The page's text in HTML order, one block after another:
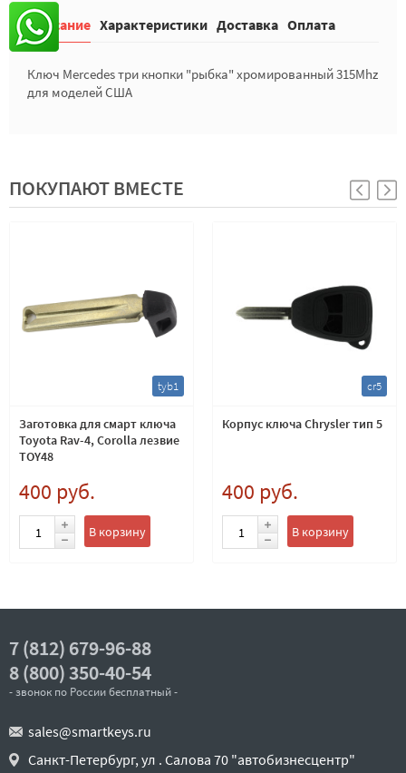
Описание Характеристики Доставка Оплата
Ключ Mercedes три кнопки "рыбка" хромированный 315Mhz
для моделей США
ПОКУПАЮТ ВМЕСТЕ
tyb1
Заготовка для смарт ключа
Toyota Rav-4, Corolla лезвие
TOY48
400 руб.
В корзину
cr5
Корпус ключа Chrysler тип 5
400 руб.
В корзину
7 (812) 679-96-88
8 (800) 350-40-54
- звонок по России бесплатный -
sales@smartkeys.ru
Санкт-Петербург, ул . Салова 70 "автобизнесцентр"